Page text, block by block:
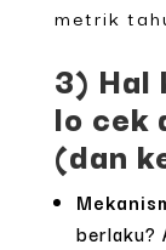
metrik
3) Hal
lo cek
(dan
berlaku?